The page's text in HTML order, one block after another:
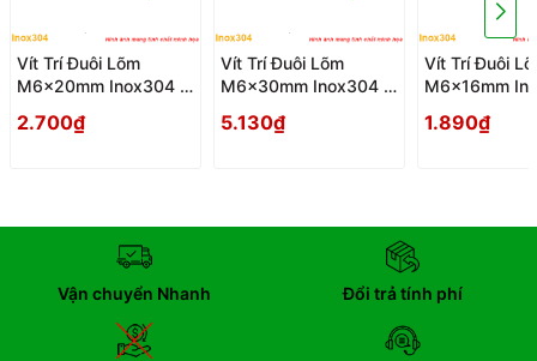
Vít Trí Đuôi Lõm
M6x20mm Inox304 -
2.700₫
Vít Trí Đuôi Lõm
M6x30mm Inox304 -
5.130₫
Vít Trí Đuôi
M6x16mm
1.890₫
Vận chuyển Nhanh Đổi trả tính phí